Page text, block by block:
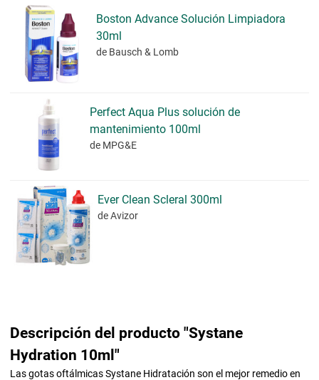
Boston Advance Solución Limpiadora
30ml
de Bausch & Lomb
Perfect Aqua Plus solución de
mantenimiento 100ml
de MPG&E
Ever Clean Scleral 300ml
de Avizor
Descripción del producto "Systane
Hydration 10ml"
Las gotas oftálmicas Systane Hidratación son el mejor remedio en